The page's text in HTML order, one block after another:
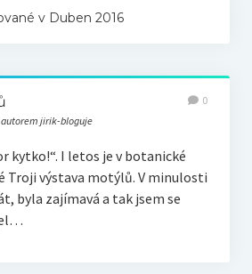
v Duben 2016
autorem jirik-bloguje
0
kytko!“. I letos je v botanické
Troji výstava motýlů. V minulosti
byla zajímavá a tak jsem se